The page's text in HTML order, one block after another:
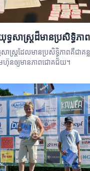
ទ្ធសាស្ត្រដ៏មានប្រសិទ្ធិភាព
សាស្ត្រដែលមានប្រសិទ្ធិភាពគឺជា
ហ៊ុនឲ្យមានភាពជោគជ័យ។